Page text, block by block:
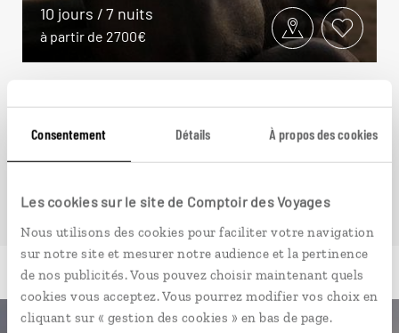
Consentement Détails À propos des cookies
Les cookies sur le site de Comptoir des Voyages
Nous utilisons des cookies pour faciliter votre navigation
sur notre site et mesurer notre audience et la pertinence
de nos publicités. Vous pouvez choisir maintenant quels
cookies vous acceptez. Vous pourrez modifier vos choix en
cliquant sur « gestion des cookies » en bas de page.
10 jours / 7 nuits
à partir de 2700€